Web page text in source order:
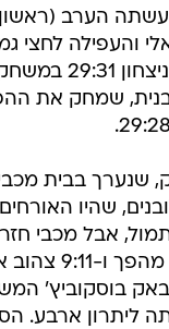
הערב
והעפילה לחצי
האירופי, אחרי
שמחק את
בבית מכבי
שהיו
אבל מכבי
בוסקוביץ'
ליתרון ארבע.